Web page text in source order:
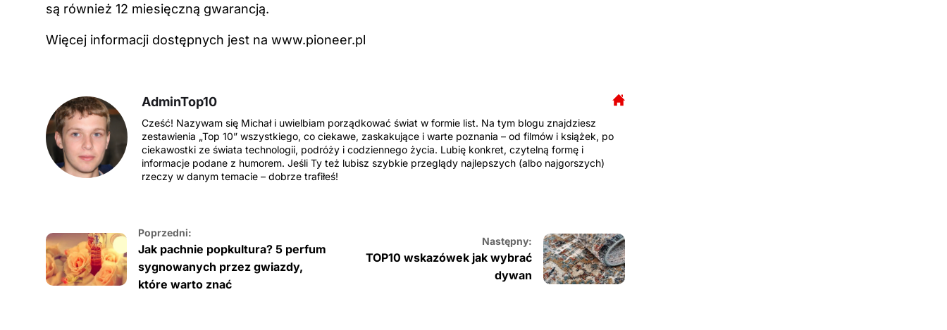
są również 12 miesięczną gwarancją.
Więcej informacji dostępnych jest na www.pioneer.pl
AdminTop10
Cześć! Nazywam się Michał i uwielbiam porządkować świat w formie list. Na tym blogu znajdziesz
zestawienia „Top 10” wszystkiego, co ciekawe, zaskakujące i warte poznania – od filmów i książek, po
ciekawostki ze świata technologii, podróży i codziennego życia. Lubię konkret, czytelną formę i
informacje podane z humorem. Jeśli Ty też lubisz szybkie przeglądy najlepszych (albo najgorszych)
rzeczy w danym temacie – dobrze trafiłeś!
Poprzedni:
Jak pachnie popkultura? 5 perfum
sygnowanych przez gwiazdy,
które warto znać
Następny:
TOP10 wskazówek jak wybrać
dywan